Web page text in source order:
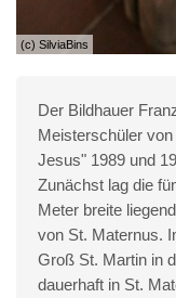
(c) SilviaBins
Der Bildhauer
Meisterschüler
Jesus" 1989 und
Zunächst lag die
Meter breite
von St. Maternus.
Groß St. Martin in
dauerhaft in St.